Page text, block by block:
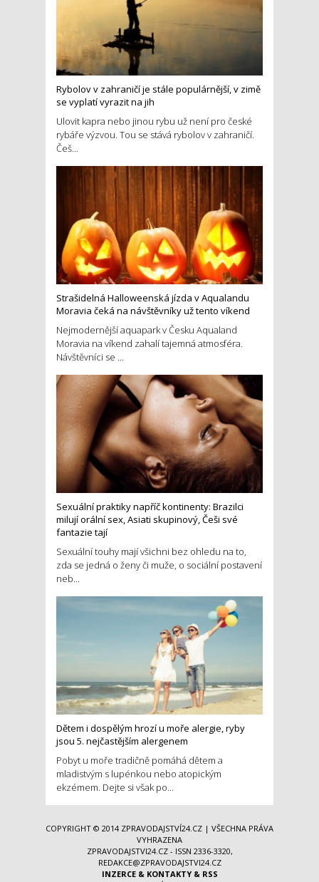
Rybolov v zahraničí je stále populárnější, v zimě
se vyplatí vyrazit na jih
Ulovit kapra nebo jinou rybu už není pro české
rybáře výzvou. Tou se stává rybolov v zahraničí.
Češ...
Strašidelná Halloweenská jízda v Aqualandu
Moravia čeká na návštěvníky už tento víkend
Nejmodernější aquapark v Česku Aqualand
Moravia na víkend zahalí tajemná atmosféra.
Návštěvníci se ...
Sexuální praktiky napříč kontinenty: Brazilci
milují orální sex, Asiati skupinový, Češi své
fantazie tají
Sexuální touhy mají všichni bez ohledu na to,
zda se jedná o ženy či muže, o sociální postavení
neb...
Dětem i dospělým hrozí u moře alergie, ryby
jsou 5. nejčastějším alergenem
Pobyt u moře tradičně pomáhá dětem a
mladistvým s lupénkou nebo atopickým
ekzémem. Dejte si však po...
COPYRIGHT © 2014 ZPRAVODAJSTVÍ24.CZ | VŠECHNA PRÁVA
VYHRAZENA
ZPRAVODAJSTVI24.CZ - ISSN 2336-3320,
REDAKCE@ZPRAVODAJSTVI24.CZ
INZERCE& KONTAKTY& RSS